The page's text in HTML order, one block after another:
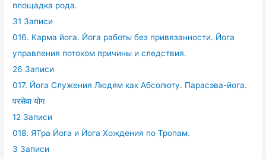
площадка рода.
31 Записи
016. Карма йога. Йога работы без привязанности. Йога
управления потоком причины и следствия.
26 Записи
017. Йога Служения Людям как Абсолюту. Парасэва-йога.
परसेवा योग
12 Записи
018. ЯТра Йога и Йога Хождения по Тропам.
3 Записи